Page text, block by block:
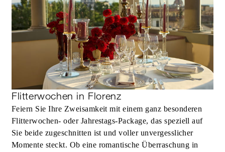
Flitterwochen in Florenz
Feiern Sie Ihre Zweisamkeit mit einem ganz besonderen
Flitterwochen- oder Jahrestags-Package, das speziell auf
Sie beide zugeschnitten ist und voller unvergesslicher
Momente steckt. Ob eine romantische Überraschung in